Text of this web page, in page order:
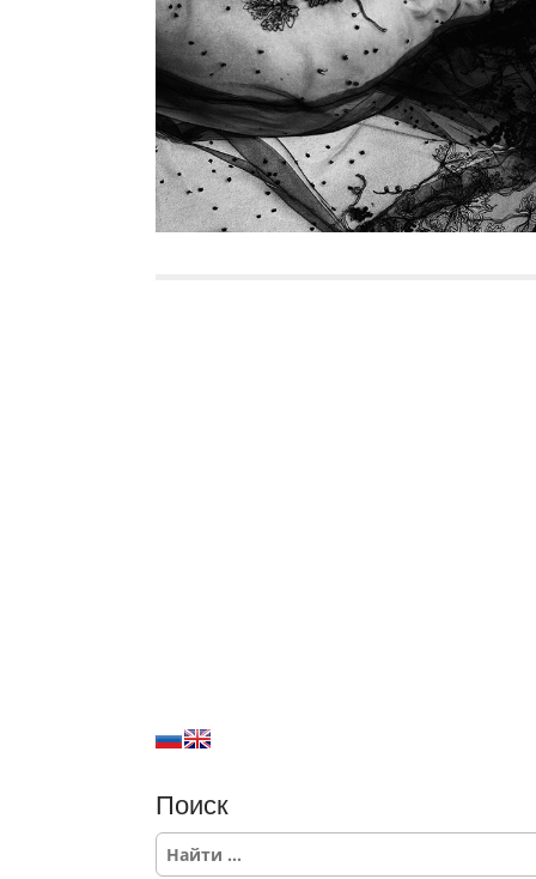
Поиск
S
e